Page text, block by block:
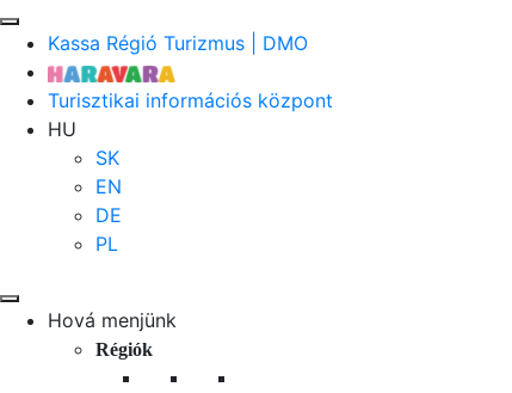
Kassa Régió Turizmus | DMO
Turisztikai információs központ
HU
SK
EN
DE
PL
Hová menjünk
Régiók